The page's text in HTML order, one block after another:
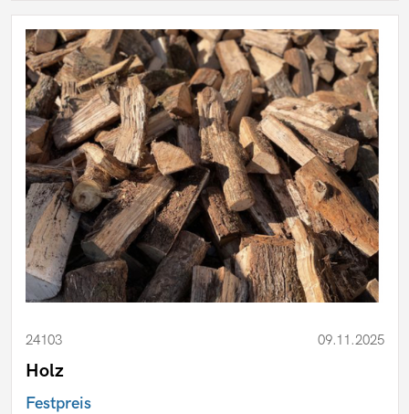
24103 09.11.2025
Holz
Festpreis